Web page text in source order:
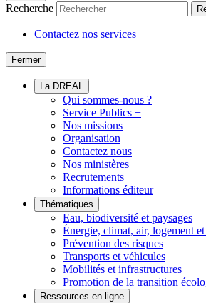
Recherche
Contactez nos services
Fermer
La DREAL
Qui sommes-nous ?
Service Publics +
Nos missions
Organisation
Contactez nous
Nos ministères
Recrutements
Informations éditeur
Thématiques
Eau, biodiversité et paysages
Énergie, climat, air, logement
Prévention des risques
Transports et véhicules
Mobilités et infrastructures
Promotion de la transition
Ressources en ligne